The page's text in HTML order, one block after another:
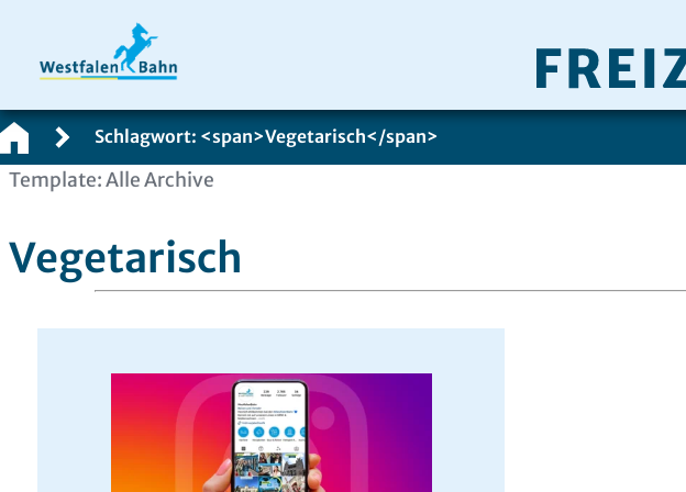
Zum
Schlagwort: <span>Vegetarisch</span>
Template: Alle Archive
Vegetarisch